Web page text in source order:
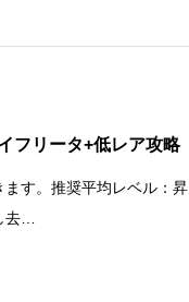
フリータ+低レア攻略
す。推奨平均レベル：昇
去…